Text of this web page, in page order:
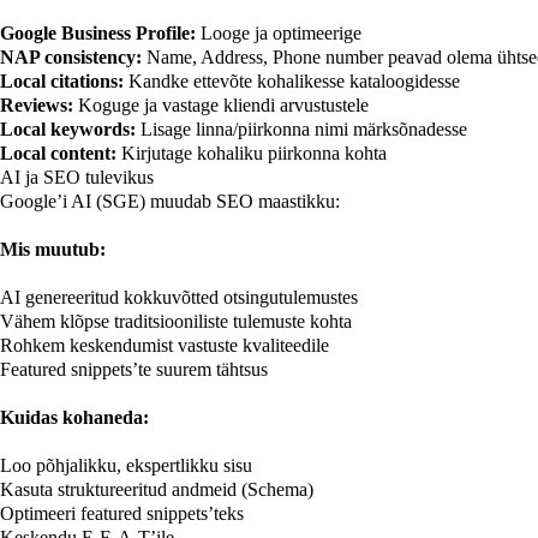
Google Business Profile: Looge ja optimeerige
NAP consistency: Name, Address, Phone number peavad olema
Local citations: Kandke ettevõte kohalikesse kataloogidesse
Reviews: Koguge ja vastage kliendi arvustustele
Local keywords: Lisage linna/piirkonna nimi märksõnadesse
Local content: Kirjutage kohaliku piirkonna kohta
AI ja SEO tulevikus
Google’i AI (SGE) muudab SEO maastikku:
Mis muutub:
AI genereeritud kokkuvõtted otsingutulemustes
Vähem klõpse traditsiooniliste tulemuste kohta
Rohkem keskendumist vastuste kvaliteedile
Featured snippets’te suurem tähtsus
Kuidas kohaneda:
Loo põhjalikku, ekspertlikku sisu
Kasuta struktureeritud andmeid (Schema)
Optimeeri featured snippets’teks